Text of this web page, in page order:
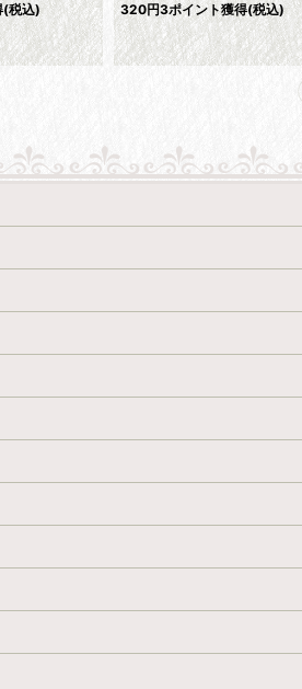
(税込) 320円3ポイント獲得(税込)